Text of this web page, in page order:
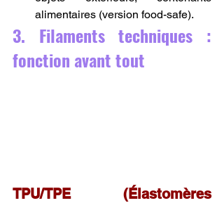
alimentaires (version food-safe).
3. Filaments techniques :
fonction avant tout
TPU/TPE (Élastomères